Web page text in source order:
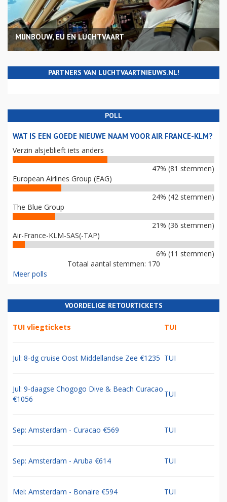
MIJNBOUW, EU EN LUCHTVAART
PARTNERS VAN LUCHTVAARTNIEUWS.NL!
POLL
WAT IS EEN GOEDE NIEUWE NAAM VOOR AIR FRANCE-KLM?
Verzin alsjeblieft iets anders
47% (81 stemmen)
European Airlines Group (EAG)
24% (42 stemmen)
The Blue Group
21% (36 stemmen)
Air-France-KLM-SAS(-TAP)
6% (11 stemmen)
Totaal aantal stemmen: 170
Meer polls
VOORDELIGE RETOURTICKETS
TUI vliegtickets TUI
Jul: 8-dg cruise Oost Middellandse Zee €1235 TUI
Jul: 9-daagse Chogogo Dive & Beach Curacao
€1056
TUI
Sep: Amsterdam - Curacao €569 TUI
Sep: Amsterdam - Aruba €614 TUI
Mei: Amsterdam - Bonaire €594 TUI